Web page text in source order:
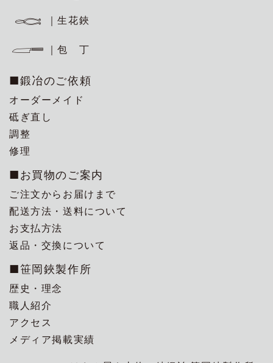
｜生花鋏
｜包 丁
■鍛冶のご依頼
オーダーメイド
砥ぎ直し
調整
修理
■お買物のご案内
ご注文からお届けまで
配送方法・送料について
お支払方法
返品・交換について
■笹岡鋏製作所
歴史・理念
職人紹介
アクセス
メディア掲載実績